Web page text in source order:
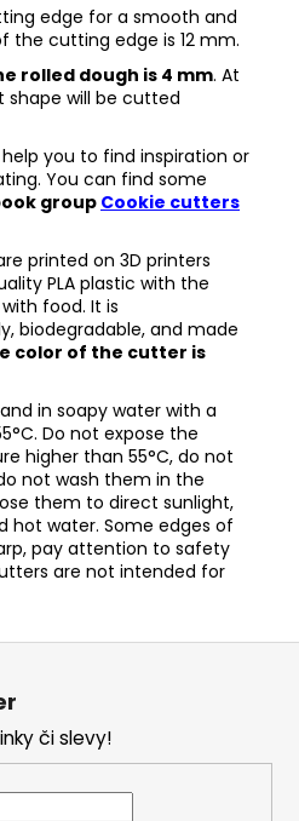
edge for a smooth and
the cutting edge is 12 mm.
rolled dough is 4 mm. At
will be cutted
you to find inspiration or
You can find some
group Cookie cutters
printed on 3D printers
PLA plastic with the
food. It is
biodegradable, and made
color of the cutter is
in soapy water with a
Do not expose the
higher than 55°C, do not
not wash them in the
them to direct sunlight,
hot water. Some edges of
pay attention to safety
are not intended for
či slevy!